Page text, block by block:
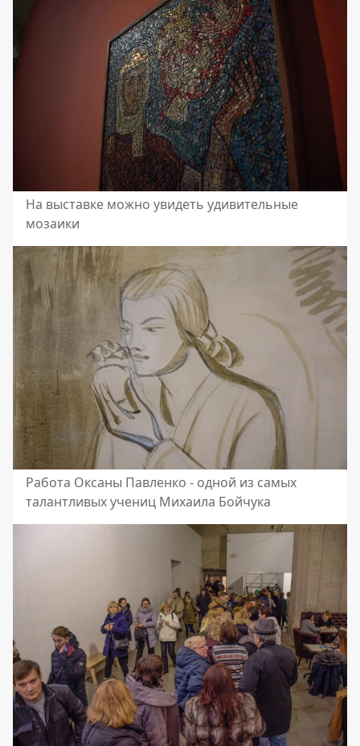
На выставке можно увидеть удивительные
мозаики
Работа Оксаны Павленко - одной из самых
талантливых учениц Михаила Бойчука